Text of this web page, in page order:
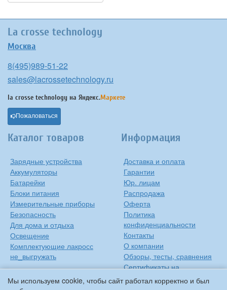
Мы используем cookie, чтобы сайт работал корректно и был
La crosse technology
Москва
8(495)989-51-22
sales@lacrossetechnology.ru
la crosse technology на Яндекс.Маркете
Пожаловаться
Каталог товаров
Зарядные устройства
Аккумуляторы
Батарейки
Блоки питания
Измерительные приборы
Безопасность
Для дома и отдыха
Освещение
Комплектующие лакросс
не_выгружать
Информация
Доставка и оплата
Гарантии
Юр. лицам
Распродажа
Оферта
Политика
конфиденциальности
Контакты
О компании
Обзоры, тесты, сравнения
Сертификаты на
продукцию
Инструкции на русском